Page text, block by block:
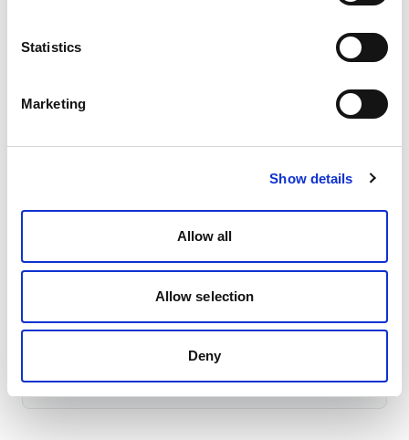
Statistics
Marketing
Show details
Allow all
Allow selection
Deny
SOBRE O AUTOR
Spoki Team
WhatsApp Business API, marketing
conversacional, agentes de IA e compliance. A
Spoki é BSP direto da Meta e serve mais de
LinkedInXFacebookInstagramYouTube